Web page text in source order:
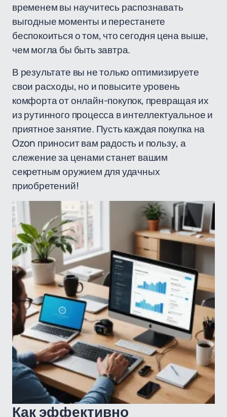
временем вы научитесь распознавать
выгодные моменты и перестанете
беспокоиться о том, что сегодня цена выше,
чем могла бы быть завтра.
В результате вы не только оптимизируете
свои расходы, но и повысите уровень
комфорта от онлайн-покупок, превращая их
из рутинного процесса в интеллектуальное и
приятное занятие. Пусть каждая покупка на
Ozon приносит вам радость и пользу, а
слежение за ценами станет вашим
секретным оружием для удачных
приобретений!
Как эффективно